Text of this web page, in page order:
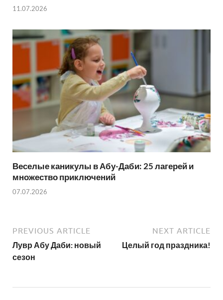
11.07.2026
Веселые каникулы в Абу-Даби: 25 лагерей и
множество приключений
07.07.2026
PREVIOUS ARTICLE
Лувр Абу Даби: новый
сезон
NEXT ARTICLE
Целый год праздника!